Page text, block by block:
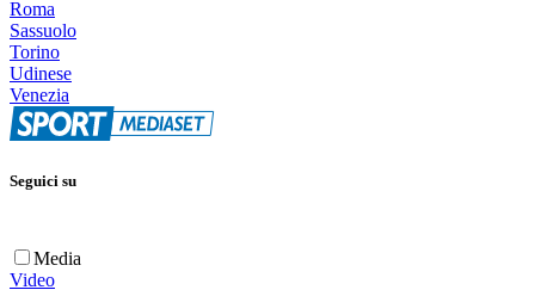
Roma
Sassuolo
Torino
Udinese
Venezia
Seguici su
Media
Video